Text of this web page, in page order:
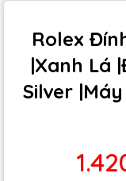
Rolex
|Xanh Lá
Silver